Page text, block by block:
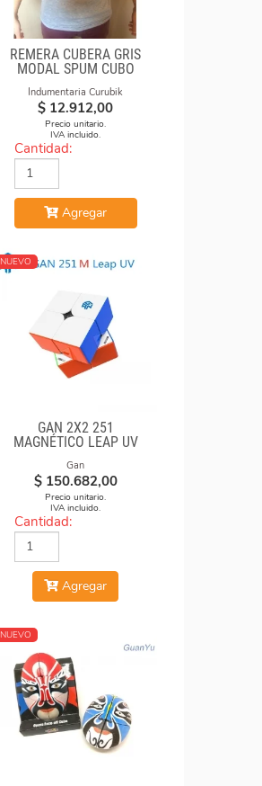
REMERA CUBERA GRIS
MODAL SPUM CUBO
Indumentaria Curubik
$ 12.912,00
Precio unitario.
IVA incluido.
Cantidad:
Agregar
NUEVO
GAN 2X2 251
MAGNÉTICO LEAP UV
Gan
$ 150.682,00
Precio unitario.
IVA incluido.
Cantidad:
Agregar
NUEVO